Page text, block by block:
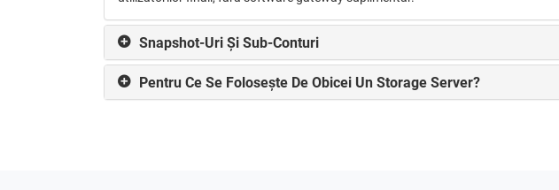
Snapshot-Uri Și Sub-Conturi
Pentru Ce Se Folosește De Obicei Un Storage Server?